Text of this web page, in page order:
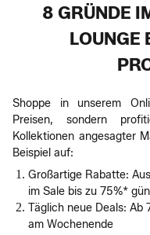
8 GRÜNDE
LOUNGE
Shoppe in unserem
Preisen, sondern
Kollektionen angesagter
Beispiel auf:
Großartige Rabatte:
im Sale bis zu 75%*
Täglich neue Deals:
am Wochenende